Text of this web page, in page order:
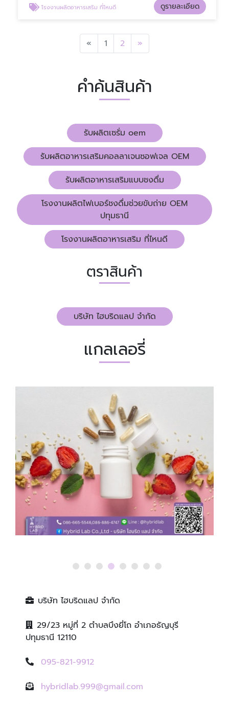
โรงงานผลิตอาหารเสริม ที่ไหนดี ดูรายละเอียด
« Previous
1 2 »
คำค้นสินค้า
รับผลิตเซรั่ม oem
รับผลิตอาหารเสริมคอลลาเจนซอฟเจล OEM
รับผลิตอาหารเสริมแบบชงดื่ม
โรงงานผลิตไฟเบอร์ชงดื่มช่วยขับถ่าย OEM
ปทุมธานี
โรงงานผลิตอาหารเสริม ที่ไหนดี
ตราสินค้า
บริษัท ไฮบริดแลป จำกัด
แกลเลอรี่
บริษัท ไฮบริดแลป จำกัด
29/23 หมู่ที่ 2 ตำบลบึงยี่โถ อำเภอธัญบุรี
ปทุมธานี 12110
095-821-9912
hybridlab.999@gmail.com